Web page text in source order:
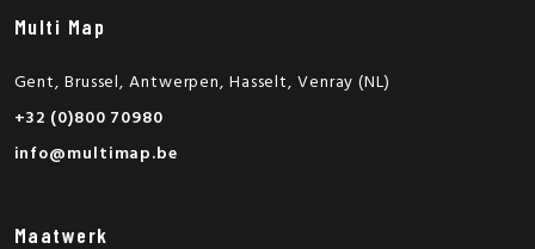
Multi Map
Gent, Brussel, Antwerpen, Hasselt, Venray (NL)
+32 (0)800 70980
info@multimap.be
Maatwerk